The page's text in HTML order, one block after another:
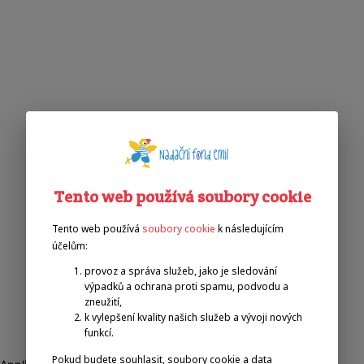
Tento web používá soubory cookie
Tento web používá soubory cookie k následujícím
účelům:
provoz a správa služeb, jako je sledování
výpadků a ochrana proti spamu, podvodu a
zneužití,
k vylepšení kvality našich služeb a vývoji nových
funkcí.
Pokud budete souhlasit, soubory cookie a data